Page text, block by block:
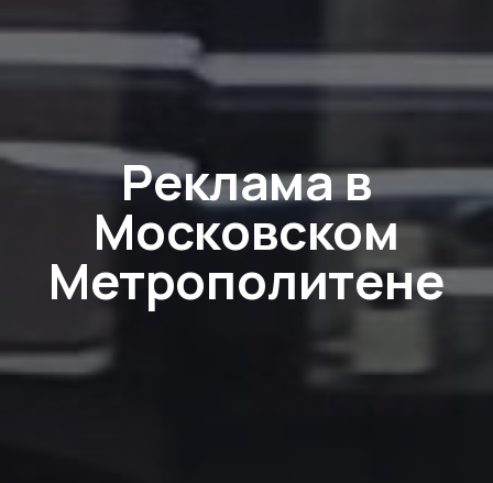
Реклама в
Московском
Метрополитене